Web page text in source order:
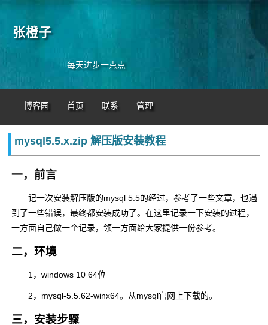
张橙子
每天进步一点点
博客园 首页 联系 管理
mysql5.5.x.zip 解压版安装教程
一，前言
记一次安装解压版的mysql 5.5的经过，参考了一些文章，也遇
到了一些错误，最终都安装成功了。在这里记录一下安装的过程，
一方面自己做一个记录，领一方面给大家提供一份参考。
二，环境
1，windows 10 64位
2，mysql-5.5.62-winx64。从mysql官网上下载的。
三，安装步骤